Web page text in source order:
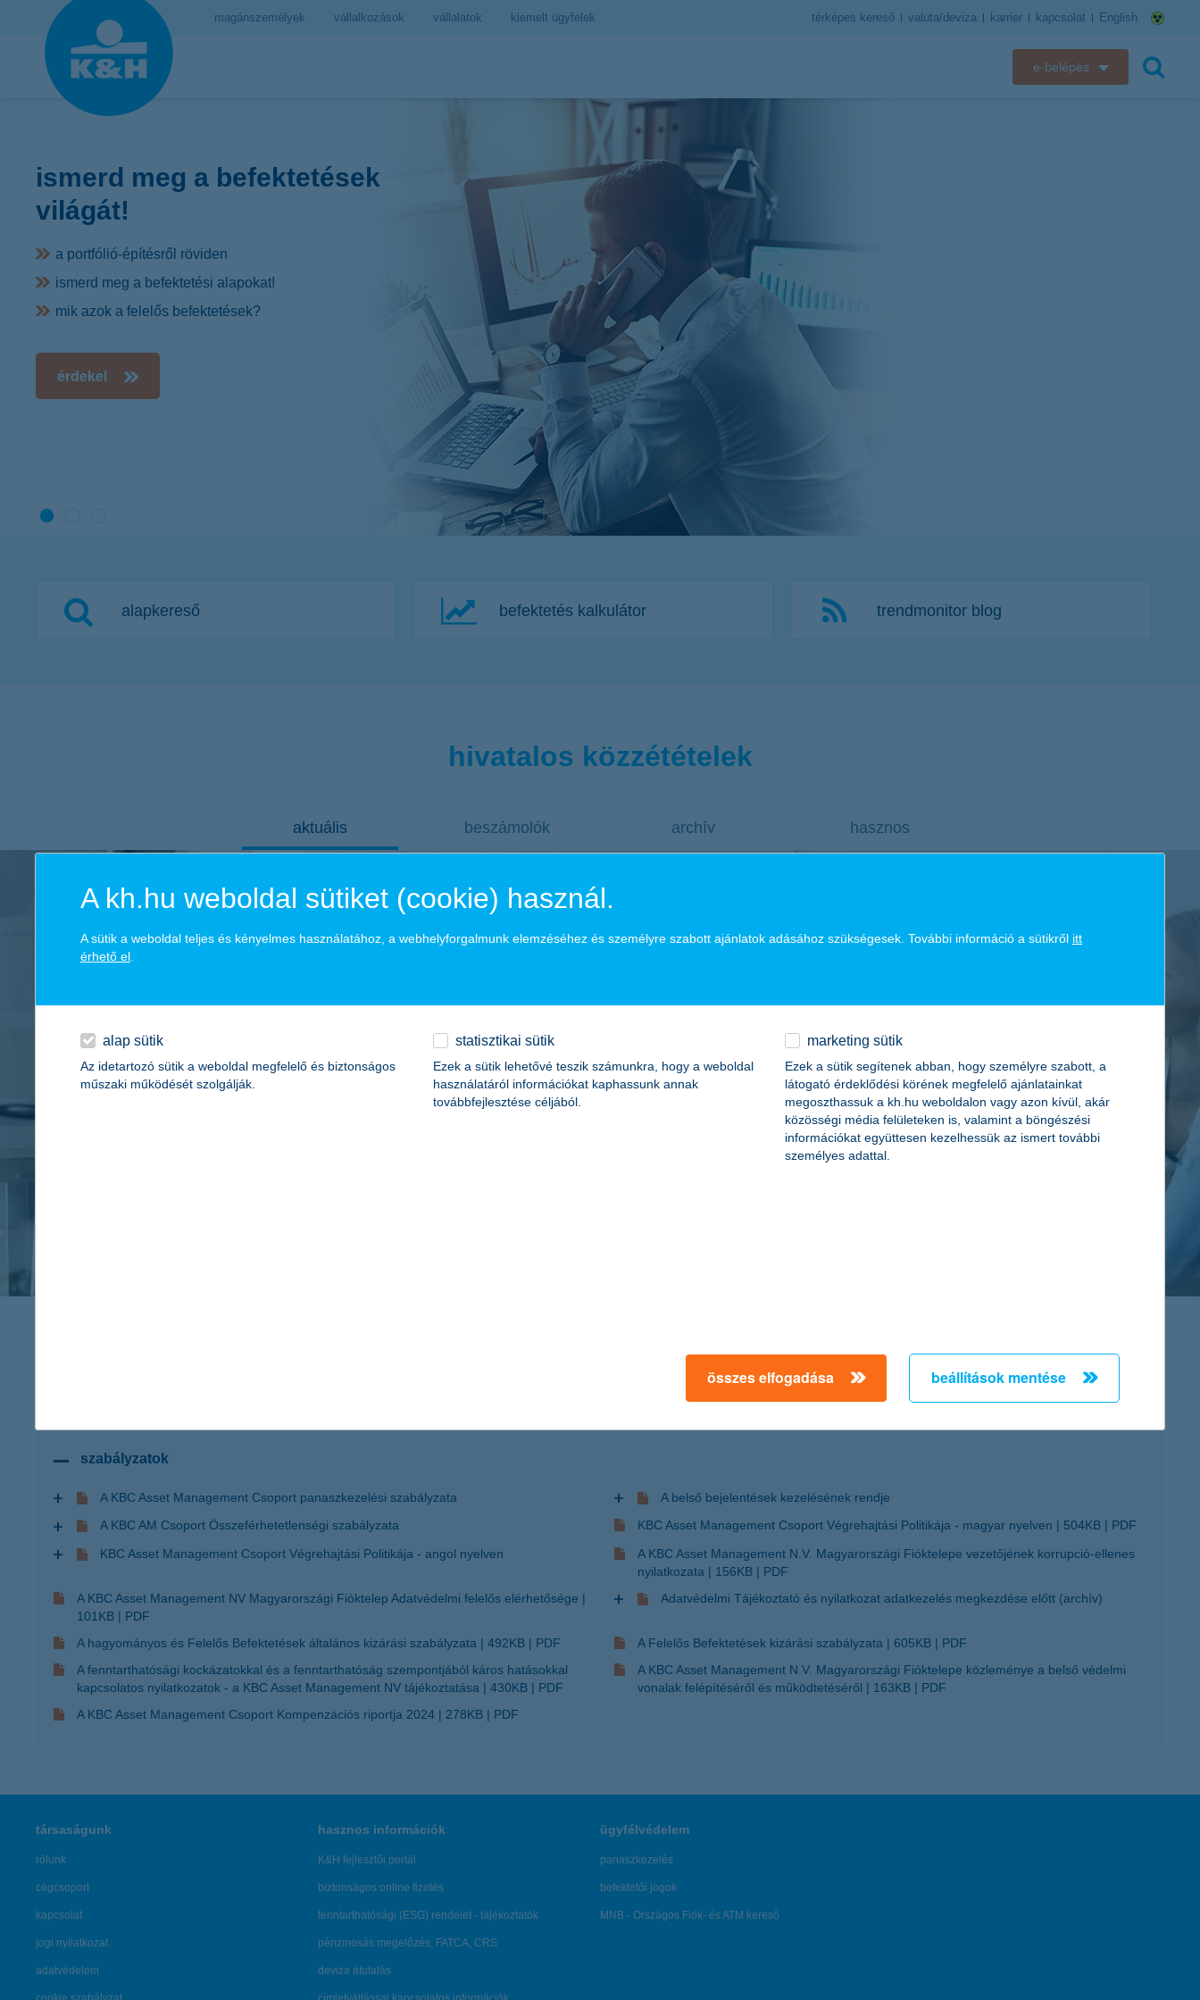
magánszemélyek vállalkozások vállalatok kiemelt ügyfelek térképes kereső valuta/deviza karrier kapcsolat English
e-belépés
ismerd meg a befektetések
világát!
a portfólió-építésről röviden
ismerd meg a befektetési alapokat!
mik azok a felelős befektetések?
érdekel
alapkereső befektetés kalkulátor trendmonitor blog
hivatalos közzétételek
2026 terméktájékoztatók lejárt alapok
teljesítmény-forgatókönyvek múltbéli teljesítmények
aktuális beszámolók archív hasznos
szabályzatok
A KBC Asset Management Csoport panaszkezelési szabályzata
A belső bejelentések kezelésének rendje
A KBC AM Csoport Összeférhetetlenségi szabályzata
KBC Asset Management Csoport Végrehajtási Politikája - magyar nyelven 504KB
PDF
KBC Asset Management Csoport Végrehajtási Politikája - angol nyelven
A KBC Asset Management N.V. Magyarországi Fióktelepe vezetőjének korrupció-ellenes
nyilatkozata
156KB
PDF
A KBC Asset Management NV Magyarországi Fióktelep Adatvédelmi felelős elérhetősége
101KB
PDF
Adatvédelmi Tájékoztató és nyilatkozat adatkezelés megkezdése előtt (archív)
A hagyományos és Felelős Befektetések általános kizárási szabályzata 492KB PDF A Felelős Befektetések kizárási szabályzata 605KB
PDF
A fenntarthatósági kockázatokkal és a fenntarthatóság szempontjából káros hatásokkal
kapcsolatos nyilatkozatok - a KBC Asset Management NV tájékoztatása
430KB PDF
A KBC Asset Management N.V. Magyarországi Fióktelepe közleménye a belső védelmi
vonalak felépítéséről és működtetéséről
163KB
PDF
A KBC Asset Management Csoport Kompenzációs riportja 2024
278KB PDF
társaságunk
rólunk
cégcsoport
kapcsolat
jogi nyilatkozat
adatvédelem
hasznos információk
K&H fejlesztői portál
biztonságos online fizetés
fenntarthatósági (ESG) rendelet - tájékoztatók
pénzmosás megelőzés, FATCA, CRS
deviza átutalás
ügyfélvédelem
panaszkezelés
befektetői jogok
MNB - Országos Fiók- és ATM kereső
A kh.hu weboldal sütiket (cookie) használ.
A sütik a weboldal teljes és kényelmes használatához, a webhelyforgalmunk elemzéséhez és személyre szabott ajánlatok adásához szükségesek. További információ a sütikről itt
érhető el
alap sütik
Az idetartozó sütik a weboldal megfelelő és biztonságos
műszaki működését szolgálják.
statisztikai sütik
Ezek a sütik lehetővé teszik számunkra, hogy a weboldal
használatáról információkat kaphassunk annak
továbbfejlesztése céljából.
marketing sütik
Ezek a sütik segítenek abban, hogy személyre szabott, a
látogató érdeklődési körének megfelelő ajánlatainkat
megoszthassuk a kh.hu weboldalon vagy azon kívül, akár
közösségi média felületeken is, valamint a böngészési
információkat együttesen kezelhessük az ismert további
személyes adattal.
összes elfogadása beállítások mentése